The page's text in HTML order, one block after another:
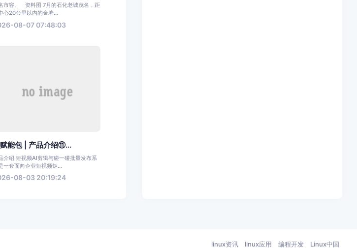
市容。 资料图 7月的石化老城茂名，距
心20公里以内的金塘...
08-07 07:48:03
能包 | 产品介绍⑪...
介绍 短视频AI剪辑与碰一碰批量发布系
一套面向企业短视频矩...
08-03 20:19:24
linux资讯 linux应用 编程开发 Linux中国